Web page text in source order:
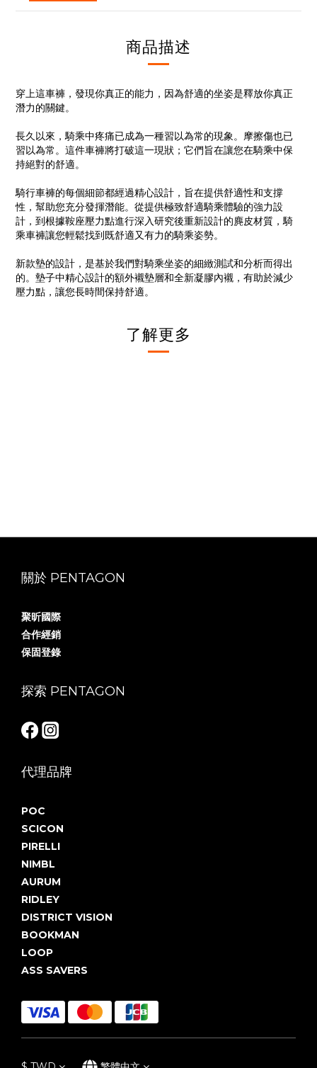
商品描述
穿上這車褲，發現你真正的能力，因為舒適的坐姿是釋放你真正
潛力的關鍵。
長久以來，騎乘中疼痛已成為一種習以為常的現象。摩擦傷也已
習以為常。這件車褲將打破這一現狀；它們旨在讓您在騎乘中保
持絕對的舒適。
騎行車褲的每個細節都經過精心設計，旨在提供舒適性和支撐
性，幫助您充分發揮潛能。從提供極致舒適騎乘體驗的強力設
計，到根據鞍座壓力點進行深入研究後重新設計的麂皮材質，騎
乘車褲讓您輕鬆找到既舒適又有力的騎乘姿勢。
新款墊的設計，是基於我們對騎乘坐姿的細緻測試和分析而得出
的。墊子中精心設計的額外襯墊層和全新凝膠內襯，有助於減少
壓力點，讓您長時間保持舒適。
了解更多
關於 PENTAGON
聚昕國際
合作經銷
保固登錄
探索 PENTAGON
代理品牌
POC
SCICON
PIRELLI
NIMBL
AURUM
RIDLEY
DISTRICT VISION
BOOKMAN
LOOP
ASS SAVERS